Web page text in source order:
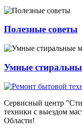
Полезные советы
Умные
Сервисный центр
техники с выездом
Области!